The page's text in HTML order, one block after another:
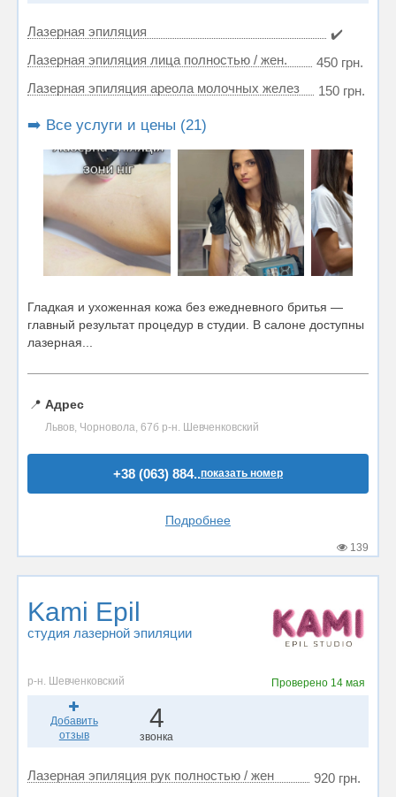
Лазерная эпиляция
✔️
Лазерная эпиляция лица полностью / жен.
450 грн.
Лазерная эпиляция ареола молочных желез
150 грн.
➡️ Все услуги и цены (21)
Гладкая и ухоженная кожа без ежедневного бритья —
главный результат процедур в студии. В салоне доступны
лазерная...
📍 Адрес
Львов, Чорновола, 67б р-н. Шевченковский
+38 (063) 884..показать номер
Подробнее
139
Kami Epil
студия лазерной эпиляции
р-н. Шевченковский Проверено 14 мая
Добавить
отзыв
4
звонка
Лазерная эпиляция рук полностью / жен
920 грн.